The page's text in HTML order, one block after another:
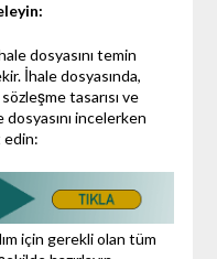
dosyasını temin
İhale dosyasında,
tasarısı ve
incelerken
edin:
için gerekli olan tüm